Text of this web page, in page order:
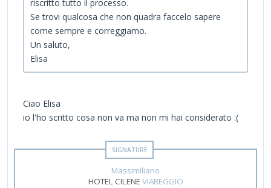
riscritto tutto il processo.
Se trovi qualcosa che non quadra faccelo sapere
come sempre e correggiamo.
Un saluto,
Elisa
Ciao Elisa
io l'ho scritto cosa non va ma non mi hai considerato :(
Massimiliano
HOTEL CILENEVIAREGGIO